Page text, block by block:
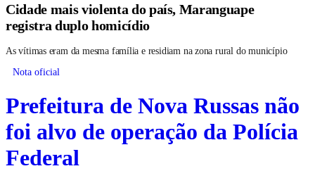
Cidade mais violenta do país, Maranguape
registra duplo homicídio
As vítimas eram da mesma família e residiam na zona rural do município
Nota oficial
Prefeitura de Nova Russas não
foi alvo de operação da Polícia
Federal